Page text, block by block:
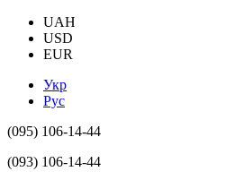
UAH
USD
EUR
Укр
Рус
(095) 106-14-44
(093) 106-14-44